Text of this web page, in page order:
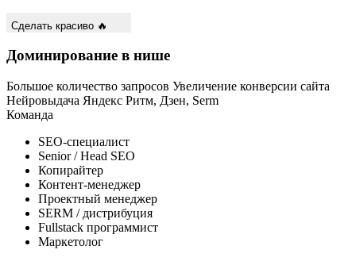
Сделать красиво 🔥
Доминирование в нише
Большое количество запросов Увеличение конверсии сайта
Нейровыдача Яндекс Ритм, Дзен, Serm
Команда
SEO-специалист
Senior / Head SEO
Копирайтер
Контент-менеджер
Проектный менеджер
SERM / дистрибуция
Fullstack программист
Маркетолог